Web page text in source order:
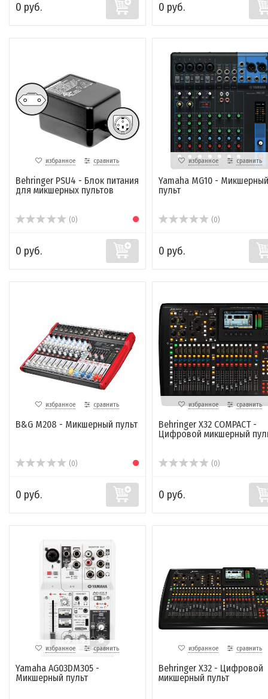
0 руб. 0 руб.
избранное сравнить
Behringer PSU4 - Блок питания
для микшерных пультов
(0)
0 руб.
избранное сравнить
Yamaha MG10 - Микшерный
пульт
(0)
0 руб.
избранное сравнить
B&G M208 - Микшерный пульт
(0)
0 руб.
избранное сравнить
Behringer X32 COMPACT -
Цифровой микшерный
(0)
0 руб.
избранное сравнить
Yamaha AG03DM305 -
Микшерный пульт
избранное сравнить
Behringer X32 - Цифровой
микшерный пульт